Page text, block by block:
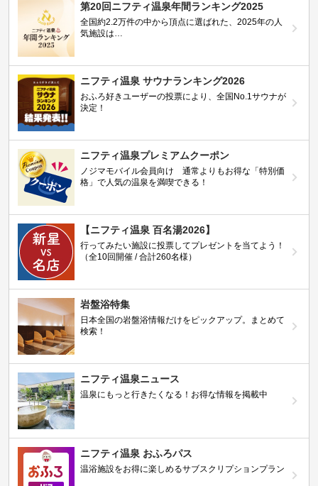
第20回ニフティ温泉年間ランキング2025
全国約2.2万件の中から頂点に選ばれた、2025年の人
気施設は…
ニフティ温泉 サウナランキング2026
おふろ好きユーザーの投票により、全国No.1サウナが
決定！
ニフティ温泉プレミアムクーポン
ノジマモバイル会員向け 通常よりもお得な「特別価
格」で人気の温泉を満喫できる！
【ニフティ温泉 百名湯2026】
行ってみたい施設に投票してプレゼントを当てよう！
（全10回開催 / 合計260名様）
岩盤浴特集
日本全国の岩盤浴情報だけをピックアップ。まとめて
検索！
ニフティ温泉ニュース
温泉にもっと行きたくなる！お得な情報を掲載中
ニフティ温泉 おふろパス
温浴施設をお得に楽しめるサブスクリプションプラン